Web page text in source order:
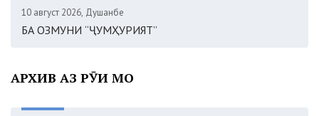
10 август 2026, Душанбе
БА ОЗМУНИ “ҶУМҲУРИЯТ”
АРХИВ АЗ РӮИ МОҲ